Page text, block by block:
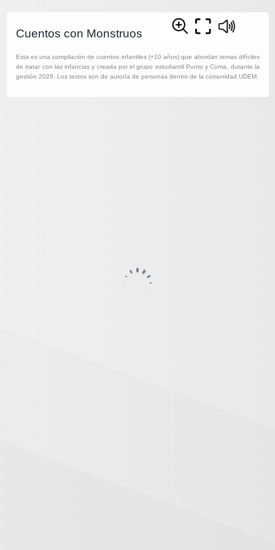
Cuentos con Monstruos
Esta es una compilación de cuentos infantiles (+10 años) que abordan temas difíciles
de tratar con las infancias y creada por el grupo estudiantil Punto y Coma, durante la
gestión 2026. Los textos son de autoría de personas dentro de la comunidad UDEM.